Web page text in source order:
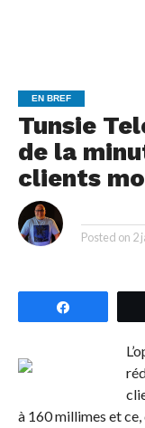
EN BREF
Tunsie
de la
clients
Posted on 2
à 160 millimes et